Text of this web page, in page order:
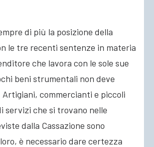
di più la posizione della
le tre recenti sentenze in materia
che lavora con le sole sue
beni strumentali non deve
Artigiani, commercianti e piccoli
servizi che si trovano nelle
dalla Cassazione sono
è necessario dare certezza